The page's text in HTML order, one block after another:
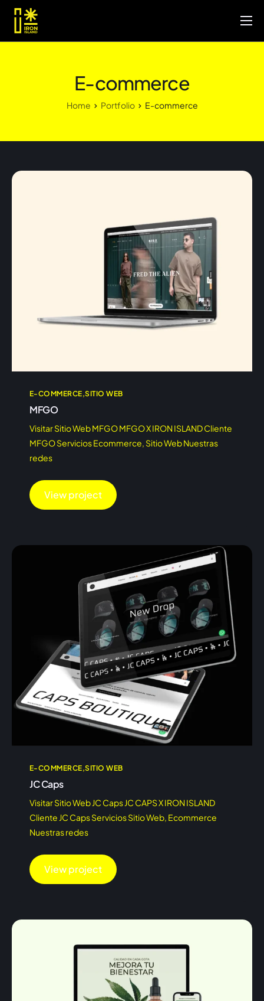
Inicio
E-commerce
Home Portfolio E-commerce
E-COMMERCE SITIO WEB
MFGO
Visitar Sitio Web MFGO MFGO X IRON ISLAND Cliente
MFGO Servicios Ecommerce, Sitio Web Nuestras
redes
View project
E-COMMERCE SITIO WEB
JC Caps
Visitar Sitio Web JC Caps JC CAPS X IRON ISLAND
Cliente JC Caps Servicios Sitio Web, Ecommerce
Nuestras redes
View project